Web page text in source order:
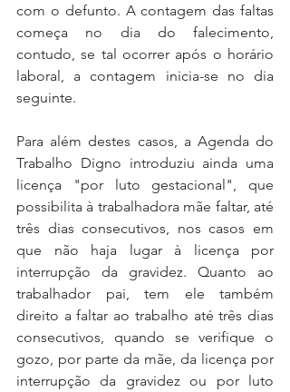
com o defunto. A contagem das faltas
começa no dia do falecimento,
contudo, se tal ocorrer após o horário
laboral, a contagem inicia-se no dia
seguinte.
Para além destes casos, a Agenda do
Trabalho Digno introduziu ainda uma
licença "por luto gestacional", que
possibilita à trabalhadora mãe faltar, até
três dias consecutivos, nos casos em
que não haja lugar à licença por
interrupção da gravidez. Quanto ao
trabalhador pai, tem ele também
direito a faltar ao trabalho até três dias
consecutivos, quando se verifique o
gozo, por parte da mãe, da licença por
interrupção da gravidez ou por luto